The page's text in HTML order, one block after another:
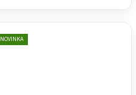
NOVINKA